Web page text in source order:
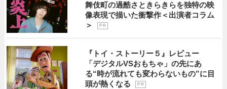
舞伎町の過酷さときらきらを独特の映
像表現で描いた衝撃作＜出演者コラム
＞
P R
『トイ・ストーリー５』レビュー
「デジタルVSおもちゃ」の先にあ
る“時が流れても変わらないもの”に目
頭が熱くなる
P R